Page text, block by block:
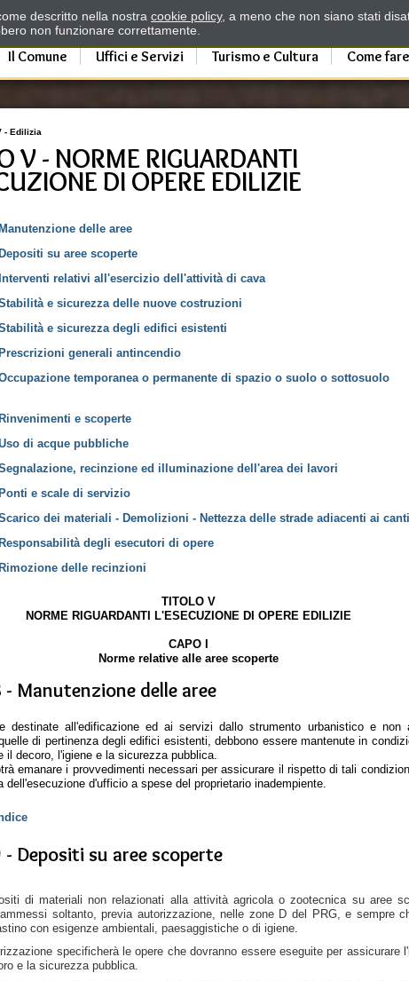
Il Comune Uffici e Servizi Turismo e Cultura Come
- Edilizia
V - NORME RIGUARDANTI
DI OPERE EDILIZIE
delle aree
su aree scoperte
relativi all'esercizio dell'attività di cava
e sicurezza delle nuove costruzioni
e sicurezza degli edifici esistenti
generali antincendio
temporanea o permanente di spazio o suolo o sottosuolo
e scoperte
di acque pubbliche
recinzione ed illuminazione dell'area dei lavori
e scale di servizio
dei materiali - Demolizioni - Nettezza delle strade adiacenti ai
degli esecutori di opere
delle recinzioni
TITOLO V
NORME RIGUARDANTI L'ESECUZIONE DI OPERE EDILIZIE
CAPO I
Norme relative alle aree scoperte
Manutenzione delle aree
destinate all'edificazione ed ai servizi dallo strumento urbanistico e non
di pertinenza degli edifici esistenti, debbono essere mantenute in
il decoro, l'igiene e la sicurezza pubblica.
emanare i provvedimenti necessari per assicurare il rispetto di tali
dell'esecuzione d'ufficio a spese del proprietario inadempiente.
Depositi su aree scoperte
di materiali non relazionati alla attività agricola o zootecnica su aree
soltanto, previa autorizzazione, nelle zone D del PRG, e sempre
con esigenze ambientali, paesaggistiche o di igiene.
specificherà le opere che dovranno essere eseguite per assicurare
e la sicurezza pubblica.
descritto nella nostra cookie policy, a meno che non siano stati
non funzionare correttamente.